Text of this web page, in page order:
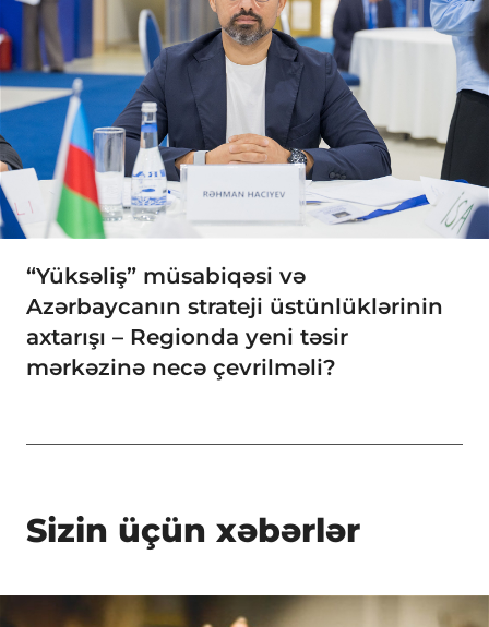
“Yüksəliş” müsabiqəsi və
Azərbaycanın strateji üstünlüklərinin
axtarışı – Regionda yeni təsir
mərkəzinə necə çevrilməli?
Sizin üçün xəbərlər